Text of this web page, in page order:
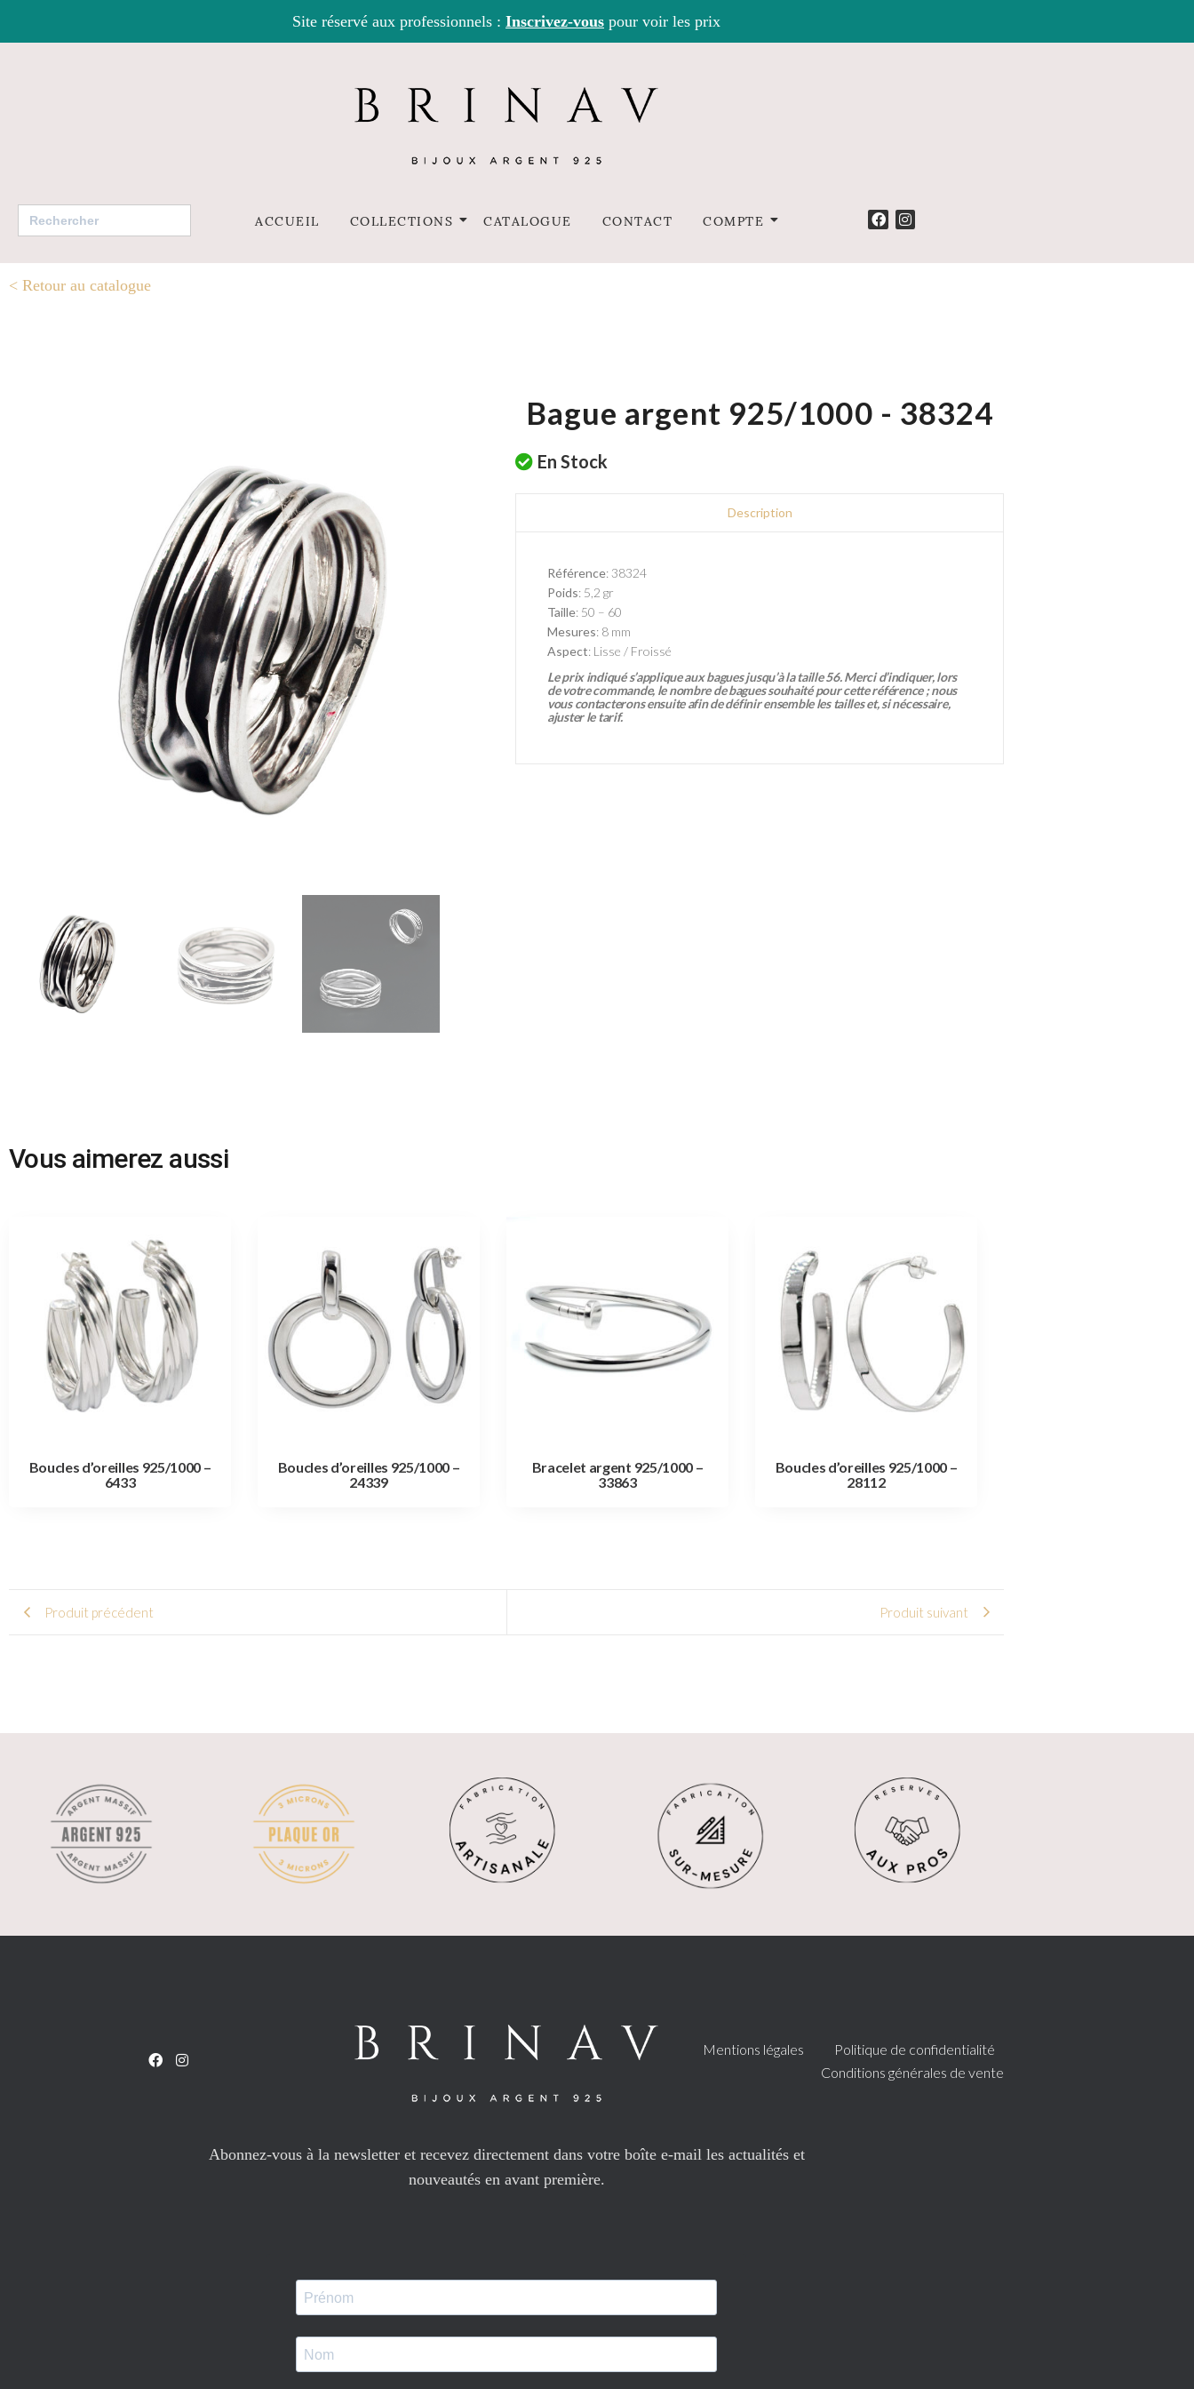
Site réservé aux professionnels : Inscrivez-vous pour voir les prix
Search
for:
ACCUEIL COLLECTIONS CATALOGUE CONTACT COMPTE
< Retour au catalogue
Bague argent 925/1000 - 38324
En Stock
Description
Référence: 38324
Poids: 5,2 gr
Taille: 50 – 60
Mesures: 8 mm
Aspect: Lisse / Froissé
Le prix indiqué s’applique aux bagues jusqu’à la taille 56. Merci d’indiquer, lors
de votre commande, le nombre de bagues souhaité pour cette référence ; nous
vous contacterons ensuite afin de définir ensemble les tailles et, si nécessaire,
ajuster le tarif.
Vous aimerez aussi
Boucles d’oreilles 925/1000 –
6433
Boucles d’oreilles 925/1000 –
24339
Bracelet argent 925/1000 –
33863
Boucles d’oreilles 925/1000 –
28112
Produit précédent Produit suivant
Mentions légales
Politique de confidentialité
Conditions générales de vente
Abonnez-vous à la newsletter et recevez directement dans votre boîte e-mail les actualités et
nouveautés en avant première.